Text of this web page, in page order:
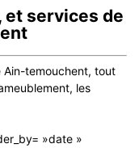
et services de
Ain-temouchent, tout
les
»date »